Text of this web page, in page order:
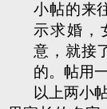
小帖的来
示求婚，
意，就接
的。帖用
以上两小